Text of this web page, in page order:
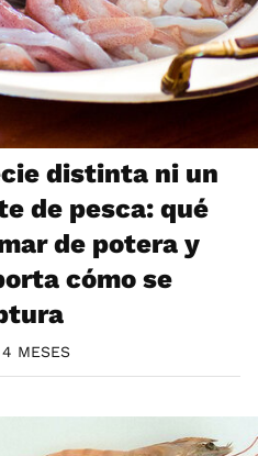
distinta ni un
de pesca: qué
de potera y
cómo se
MESES